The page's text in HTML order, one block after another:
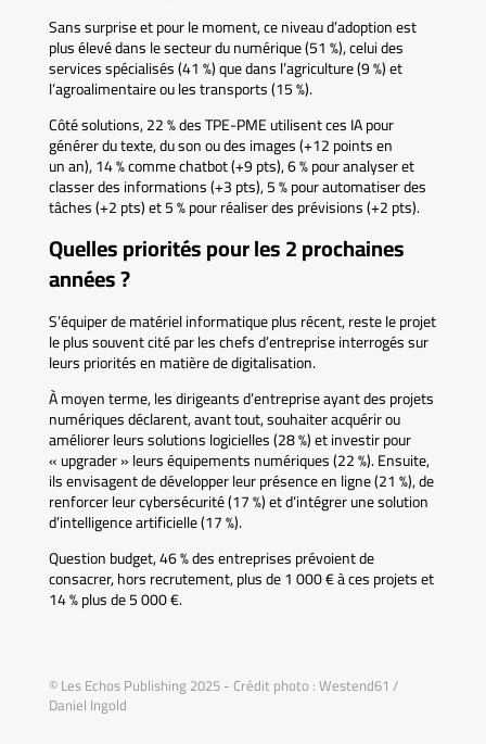
Sans surprise et pour le moment, ce niveau d’adoption est
plus élevé dans le secteur du numérique (51 %), celui des
services spécialisés (41 %) que dans l’agriculture (9 %) et
l’agroalimentaire ou les transports (15 %).
Côté solutions, 22 % des TPE-PME utilisent ces IA pour
générer du texte, du son ou des images (+12 points en
un an), 14 % comme chatbot (+9 pts), 6 % pour analyser et
classer des informations (+3 pts), 5 % pour automatiser des
tâches (+2 pts) et 5 % pour réaliser des prévisions (+2 pts).
Quelles priorités pour les 2 prochaines
années ?
S’équiper de matériel informatique plus récent, reste le projet
le plus souvent cité par les chefs d’entreprise interrogés sur
leurs priorités en matière de digitalisation.
À moyen terme, les dirigeants d’entreprise ayant des projets
numériques déclarent, avant tout, souhaiter acquérir ou
améliorer leurs solutions logicielles (28 %) et investir pour
« upgrader » leurs équipements numériques (22 %). Ensuite,
ils envisagent de développer leur présence en ligne (21 %), de
renforcer leur cybersécurité (17 %) et d’intégrer une solution
d’intelligence artificielle (17 %).
Question budget, 46 % des entreprises prévoient de
consacrer, hors recrutement, plus de 1 000 € à ces projets et
14 % plus de 5 000 €.
© Les Echos Publishing 2025 - Crédit photo : Westend61 /
Daniel Ingold